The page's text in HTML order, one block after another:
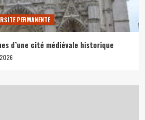
PERMANENTE
d’une cité médiévale historique